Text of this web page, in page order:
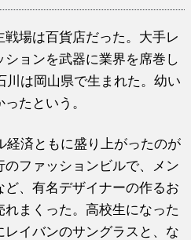
場は百貨店だった。大手レ
ョンを武器に業界を席巻し
川は岡山県で生まれた。幼い
たという。
経済ともに盛り上がったのが
のファッションビルで、メン
、有名デザイナーの作るお
まくった。高校生になった
イバンのサングラスと、な